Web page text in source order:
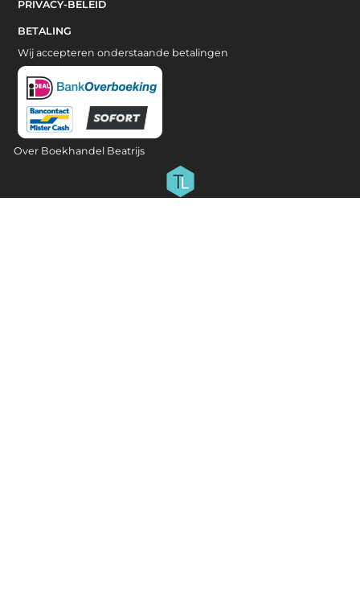
PRIVACY-BELEID
BETALING
Wij accepteren onderstaande betalingen
Over Boekhandel Beatrijs